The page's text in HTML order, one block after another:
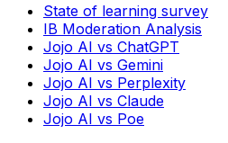
State of learning survey
IB Moderation Analysis
Jojo AI vs ChatGPT
Jojo AI vs Gemini
Jojo AI vs Perplexity
Jojo AI vs Claude
Jojo AI vs Poe